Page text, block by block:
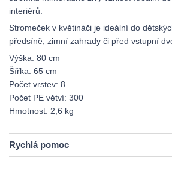
interiérů.
Stromeček v květináči je ideální do
předsíně, zimní zahrady či před vstupní
Výška: 80 cm
Šířka: 65 cm
Počet vrstev: 8
Počet PE větví: 300
Hmotnost: 2,6 kg
Rychlá pomoc